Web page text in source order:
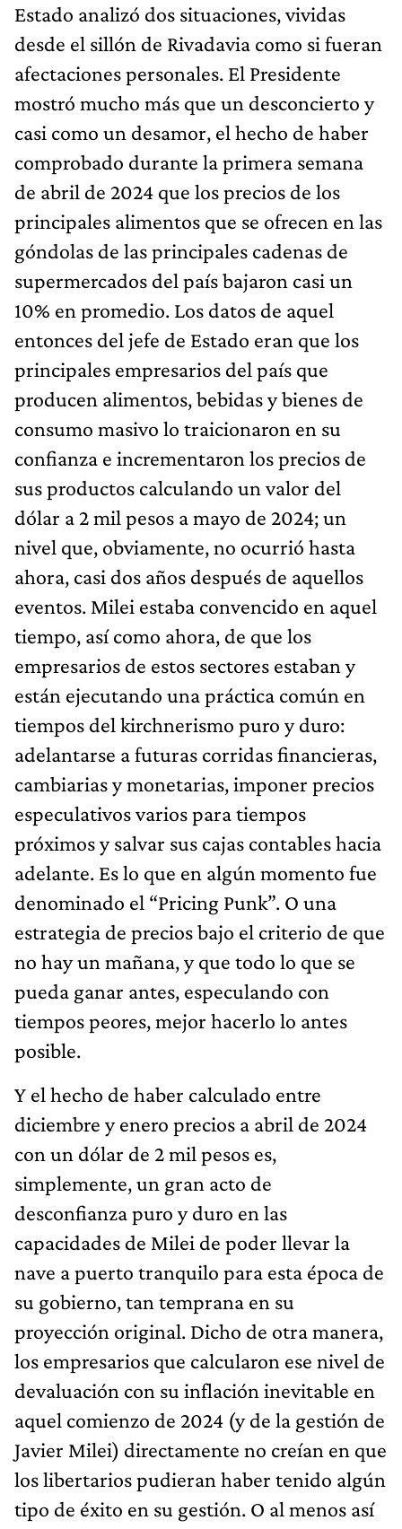
Estado analizó dos situaciones, vividas
desde el sillón de Rivadavia como si fueran
afectaciones personales. El Presidente
mostró mucho más que un desconcierto y
casi como un desamor, el hecho de haber
comprobado durante la primera semana
de abril de 2024 que los precios de los
principales alimentos que se ofrecen en las
góndolas de las principales cadenas de
supermercados del país bajaron casi un
10% en promedio. Los datos de aquel
entonces del jefe de Estado eran que los
principales empresarios del país que
producen alimentos, bebidas y bienes de
consumo masivo lo traicionaron en su
confianza e incrementaron los precios de
sus productos calculando un valor del
dólar a 2 mil pesos a mayo de 2024; un
nivel que, obviamente, no ocurrió hasta
ahora, casi dos años después de aquellos
eventos. Milei estaba convencido en aquel
tiempo, así como ahora, de que los
empresarios de estos sectores estaban y
están ejecutando una práctica común en
tiempos del kirchnerismo puro y duro:
adelantarse a futuras corridas financieras,
cambiarias y monetarias, imponer precios
especulativos varios para tiempos
próximos y salvar sus cajas contables hacia
adelante. Es lo que en algún momento fue
denominado el “Pricing Punk”. O una
estrategia de precios bajo el criterio de que
no hay un mañana, y que todo lo que se
pueda ganar antes, especulando con
tiempos peores, mejor hacerlo lo antes
posible.
Y el hecho de haber calculado entre
diciembre y enero precios a abril de 2024
con un dólar de 2 mil pesos es,
simplemente, un gran acto de
desconfianza puro y duro en las
capacidades de Milei de poder llevar la
nave a puerto tranquilo para esta época de
su gobierno, tan temprana en su
proyección original. Dicho de otra manera,
los empresarios que calcularon ese nivel de
devaluación con su inflación inevitable en
aquel comienzo de 2024 (y de la gestión de
Javier Milei) directamente no creían en que
los libertarios pudieran haber tenido algún
tipo de éxito en su gestión. O al menos así